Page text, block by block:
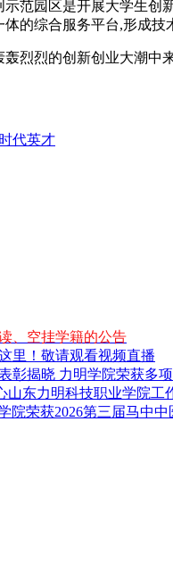
范园区是开展大学生创
的综合服务平台,形成
烈烈的创新创业大潮中
代英才
、空挂学籍的公告
里！敬请观看视频直播
彰揭晓 力明学院荣获多
山东力明科技职业学院工
院荣获2026第三届马中